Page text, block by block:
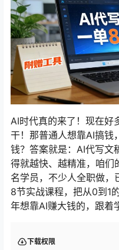
AI时代真的来了！现在好
干！那普通人想靠AI搞钱
钱？答案就是：AI代写文
得就越快、越精准，咱们
名学员，不少人全职做，
8节实战课程，把从0到1
年想靠AI赚大钱的，跟着
下载权限